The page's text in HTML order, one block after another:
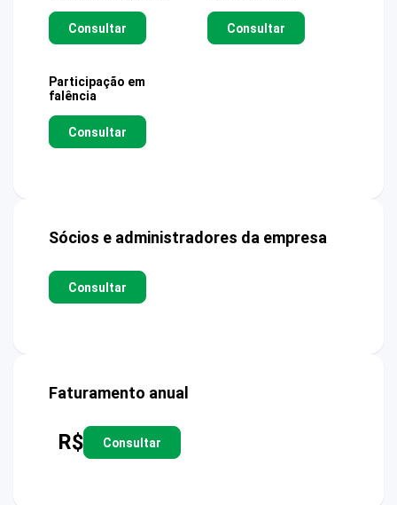
Consultar Consultar
Participação em
falência
Consultar
Sócios e administradores da empresa
Consultar
Faturamento anual
R$ Consultar